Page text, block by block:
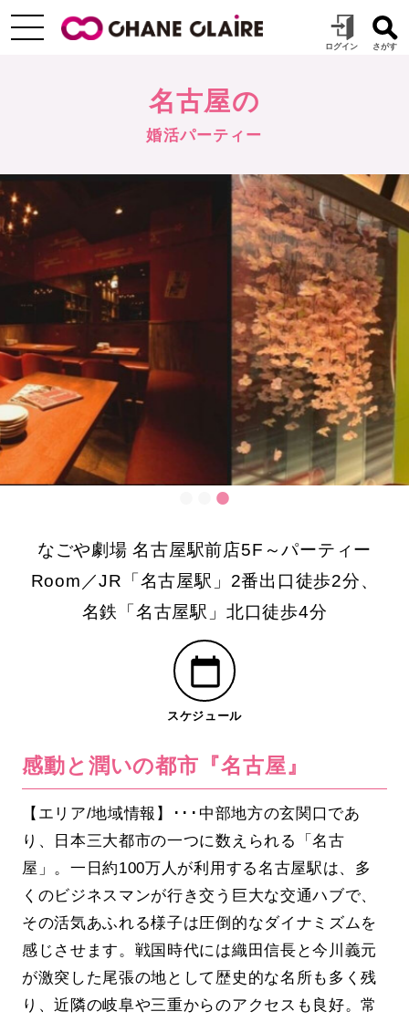
名古屋の
婚活パーティー
なごや劇場 名古屋駅前店5F～パーティー
Room／JR「名古屋駅」2番出口徒歩2分、
名鉄「名古屋駅」北口徒歩4分
スケジュール
感動と潤いの都市『名古屋』
【エリア/地域情報】･･･中部地方の玄関口であ
り、日本三大都市の一つに数えられる「名古
屋」。一日約100万人が利用する名古屋駅は、多
くのビジネスマンが行き交う巨大な交通ハブで、
その活気あふれる様子は圧倒的なダイナミズムを
感じさせます。戦国時代には織田信長と今川義元
が激突した尾張の地として歴史的な名所も多く残
り、近隣の岐阜や三重からのアクセスも良好。常